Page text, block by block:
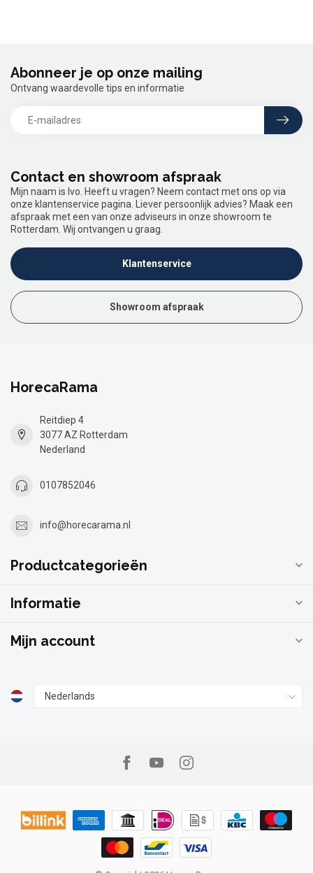
Contact en showroom afspraak
Mijn naam is Ivo. Heeft u vragen? Neem contact met ons op via
onze klantenservice pagina. Liever persoonlijk advies? Maak een
afspraak met een van onze adviseurs in onze showroom te
Rotterdam. Wij ontvangen u graag.
Klantenservice
Showroom afspraak
Abonneer je op onze mailing
Ontvang waardevolle tips en informatie
HorecaRama
Reitdiep 4
3077 AZ Rotterdam
Nederland
0107852046
info@horecarama.nl
Productcategorieën
Informatie
Mijn account